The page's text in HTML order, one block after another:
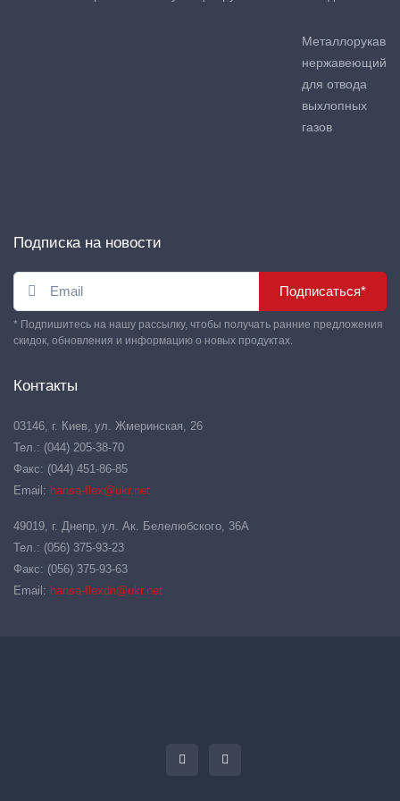
Металлорукав
нержавеющий
для отвода
выхлопных
газов
Подписка на новости
Подписаться*
* Подпишитесь на нашу рассылку, чтобы получать ранние предложения
скидок, обновления и информацию о новых продуктах.
Контакты
03146, г. Киев, ул. Жмеринская, 26
Тел.: (044) 205-38-70
Факс: (044) 451-86-85
Email: hansa-flex@ukr.net
49019, г. Днепр, ул. Ак. Белелюбского, 36А
Тел.: (056) 375-93-23
Факс: (056) 375-93-63
Email: hansa-flexdn@ukr.net